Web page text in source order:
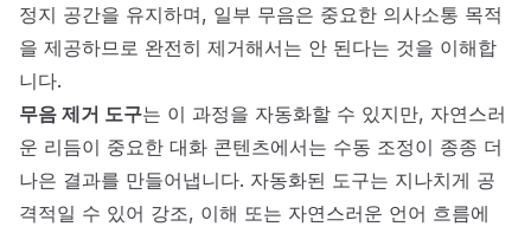
정지 공간을 유지하며, 일부 무음은 중요한 의사소통 목적
을 제공하므로 완전히 제거해서는 안 된다는 것을 이해합
니다.
무음 제거 도구는 이 과정을 자동화할 수 있지만, 자연스러
운 리듬이 중요한 대화 콘텐츠에서는 수동 조정이 종종 더
나은 결과를 만들어냅니다. 자동화된 도구는 지나치게 공
격적일 수 있어 강조, 이해 또는 자연스러운 언어 흐름에